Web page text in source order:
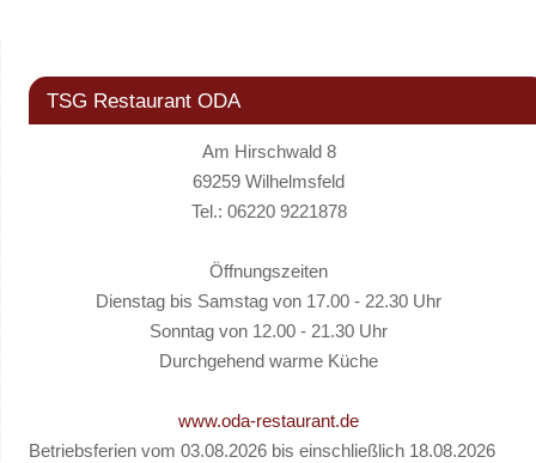
TSG Restaurant ODA
Am Hirschwald 8
69259 Wilhelmsfeld
Tel.: 06220 9221878
Öffnungszeiten
Dienstag bis Samstag von 17.00 - 22.30 Uhr
Sonntag von 12.00 - 21.30 Uhr
Durchgehend warme Küche
www.oda-restaurant.de
Betriebsferien vom 03.08.2026 bis einschließlich 18.08.2026